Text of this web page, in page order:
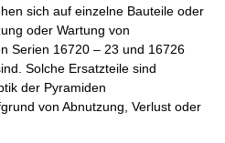
sich auf einzelne Bauteile oder
oder Wartung von
Serien 16720 – 23 und 16726
Solche Ersatzteile sind
der Pyramiden
von Abnutzung, Verlust oder